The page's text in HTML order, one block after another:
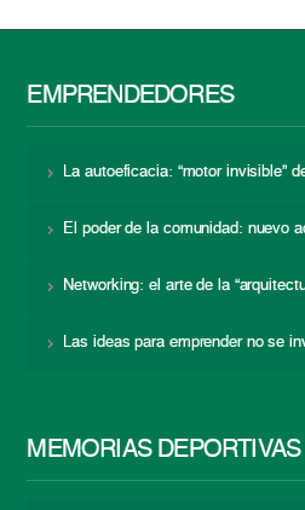
EMPRENDEDORES
La autoeficacia: “motor invisible”
El poder de la comunidad: nuevo
Networking: el arte de la
Las ideas para emprender no se
MEMORIAS DEPORTIVAS